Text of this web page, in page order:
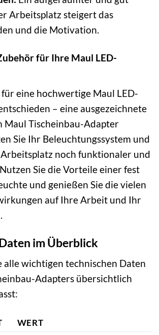
Arbeitsplatz steigert das
und die Motivation.
für Ihre Maul LED-
für eine hochwertige Maul LED-
– eine ausgezeichnete
Maul Tischeinbau-Adapter
Sie Ihr Beleuchtungssystem und
noch funktionaler und
Sie die Vorteile einer fest
und genießen Sie die vielen
auf Ihre Arbeit und Ihr
im Überblick
alle wichtigen technischen Daten
Adapters übersichtlich
WERT